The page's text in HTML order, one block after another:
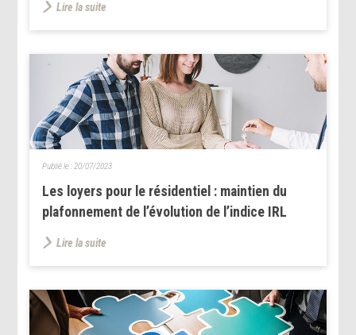
Lire la suite
Les loyers pour le résidentiel : maintien du
plafonnement de l’évolution de l’indice IRL
Publié le : 20/07/2023
Lire la suite